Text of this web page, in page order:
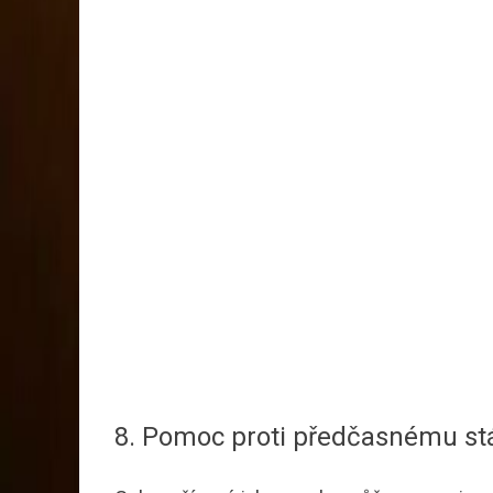
8. Pomoc proti předčasnému